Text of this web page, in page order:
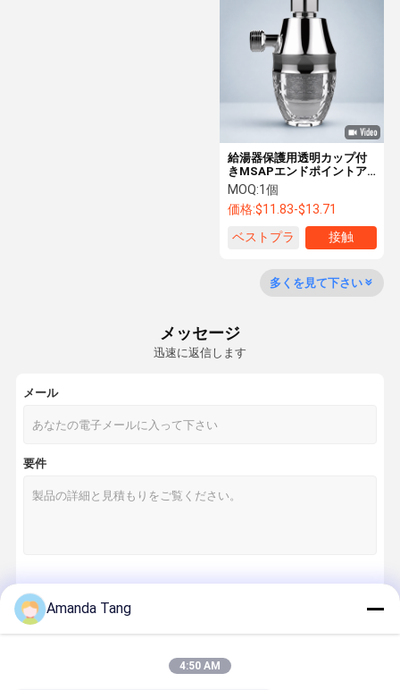
スマートな漏出探知器
ろ過されたシャワー・ヘッド
家庭用浄水器
カウンタートップの逆浸透水ディスペンサー
給湯器保護用透明カップ付
きMSAPエンドポイントア
ンチスケールフィルター -
塩不要
MOQ:1個
価格:$11.83-$13.71
ベストプラ
接触
多くを見て下さい
メッセージ
迅速に返信します
メール
要件
Amanda Tang
4:50 AM